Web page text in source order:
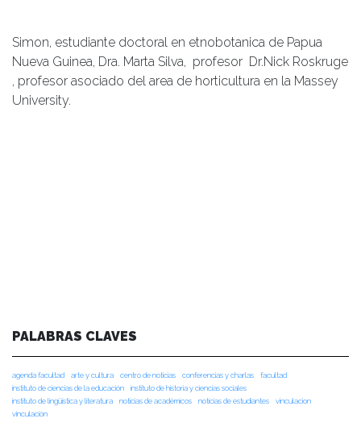
Simon, estudiante doctoral en etnobotanica de Papua
Nueva Guinea, Dra. Marta Silva, profesor Dr.Nick Roskruge
, profesor asociado del area de horticultura en la Massey
University.
PALABRAS CLAVES
agenda facultad arte y cultura centro de noticias conferencias y charlas
facultad
instituto de ciencias de la educación
instituto de historia y ciencias sociales
instituto de lingüística y literatura
noticias de académicos noticias de estudiantes
vinculacion
vinculación